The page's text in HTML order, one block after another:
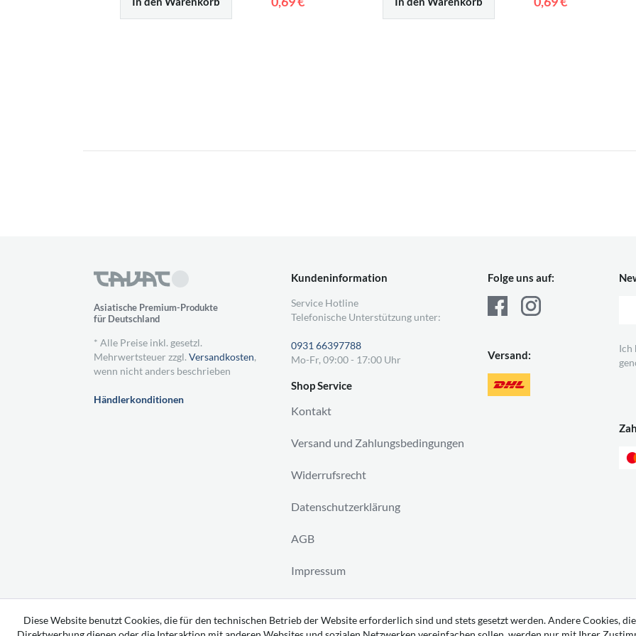
Asiatische Premium-Produkte
für Deutschland
* Alle Preise inkl. gesetzl.
Mehrwertsteuer zzgl. Versandkosten,
wenn nicht anders beschrieben
Händlerkonditionen
Kundeninformation
Service Hotline
Telefonische Unterstützung unter:
0931 66397788
Mo-Fr, 09:00 - 17:00 Uhr
Shop Service
Kontakt
Versand und Zahlungsbedingungen
Widerrufsrecht
Datenschutzerklärung
AGB
Impressum
Vertrag widerrufen
Folge uns auf:
Versand:
Ich
Diese Website benutzt Cookies, die für den technischen Betrieb der Website erforderlich sind und stets gesetzt werden. Andere Cookies,